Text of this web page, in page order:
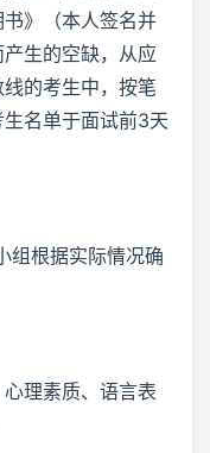
》（本人签名并
生的空缺，从应
的考生中，按笔
名单于面试前3天
根据实际情况确
理素质、语言表